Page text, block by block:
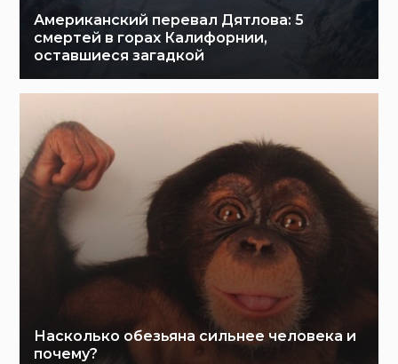
Американский перевал Дятлова: 5
смертей в горах Калифорнии,
оставшиеся загадкой
Насколько обезьяна сильнее человека и
почему?